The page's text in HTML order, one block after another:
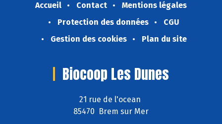
Accueil Contact
Mentions légales
Protection des données
CGU
Gestion des cookies
Plan du site
Biocoop Les Dunes
21 rue de l'ocean
85470 Brem sur Mer